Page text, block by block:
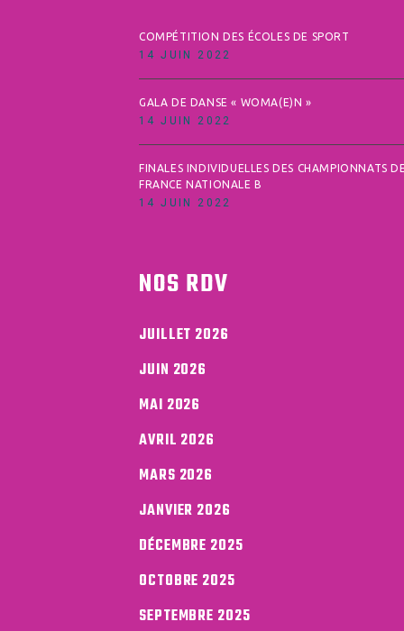
COMPÉTITION DES ÉCOLES DE SPORT
14 JUIN 2022
GALA DE DANSE « WOMA(E)N »
14 JUIN 2022
FINALES INDIVIDUELLES DES CHAMPIONNATS
FRANCE NATIONALE B
14 JUIN 2022
NOS RDV
JUILLET 2026
JUIN 2026
MAI 2026
AVRIL 2026
MARS 2026
JANVIER 2026
DÉCEMBRE 2025
OCTOBRE 2025
SEPTEMBRE 2025